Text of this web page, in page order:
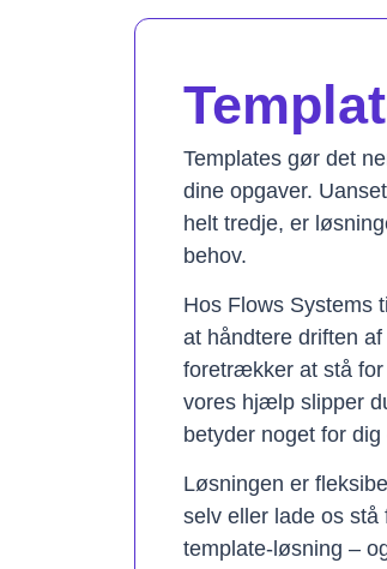
Templates gør det
dine opgaver.
helt tredje, er
behov.
Hos Flows Systems
at håndtere driften
foretrækker at stå
vores hjælp slipper
betyder noget for
Løsningen er
selv eller lade os
template-løsning –